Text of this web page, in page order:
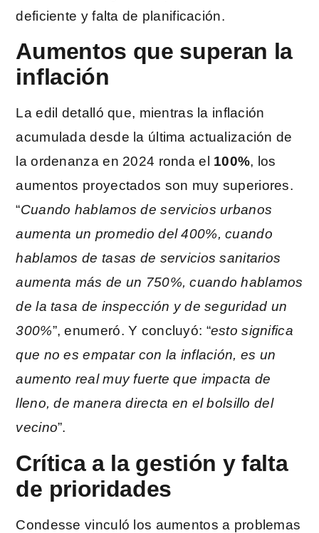
deficiente y falta de planificación.
Aumentos que superan la
inflación
La edil detalló que, mientras la inflación
acumulada desde la última actualización de
la ordenanza en 2024 ronda el 100%, los
aumentos proyectados son muy superiores.
“Cuando hablamos de servicios urbanos
aumenta un promedio del 400%, cuando
hablamos de tasas de servicios sanitarios
aumenta más de un 750%, cuando hablamos
de la tasa de inspección y de seguridad un
300%”, enumeró. Y concluyó: “esto significa
que no es empatar con la inflación, es un
aumento real muy fuerte que impacta de
lleno, de manera directa en el bolsillo del
vecino”.
Crítica a la gestión y falta
de prioridades
Condesse vinculó los aumentos a problemas